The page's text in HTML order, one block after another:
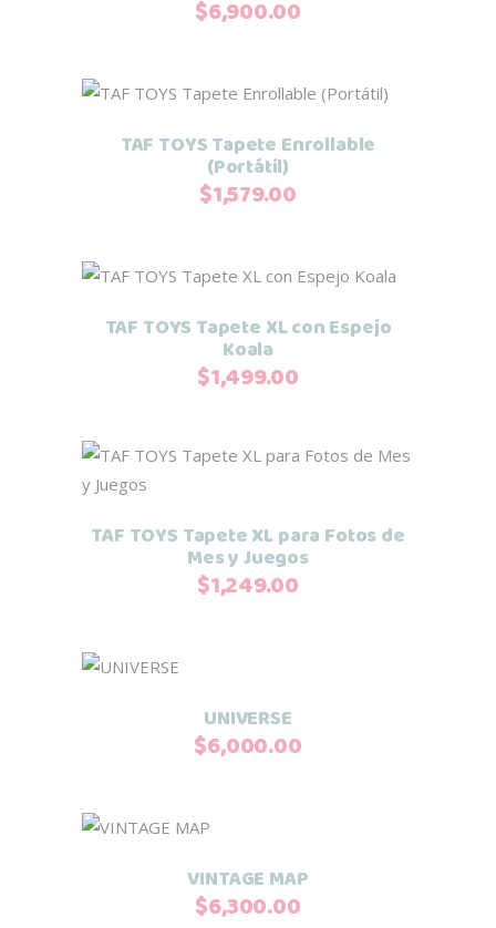
$6,900.00
Añadir al carrito
TAF TOYS Tapete Enrollable
(Portátil)
$1,579.00
Añadir al carrito
TAF TOYS Tapete XL con Espejo
Koala
$1,499.00
Añadir al carrito
TAF TOYS Tapete XL para Fotos de
Mes y Juegos
$1,249.00
UNIVERSE
$6,000.00
VINTAGE MAP
$6,300.00